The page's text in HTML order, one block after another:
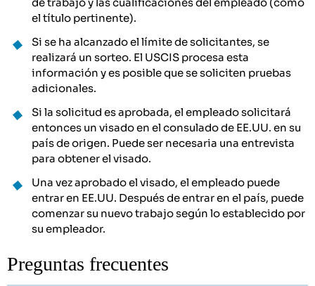
el título pertinente).
Si se ha alcanzado el límite de solicitantes, se
realizará un sorteo. El USCIS procesa esta
información y es posible que se soliciten pruebas
adicionales.
Si la solicitud es aprobada, el empleado solicitará
entonces un visado en el consulado de EE.UU. en su
país de origen. Puede ser necesaria una entrevista
para obtener el visado.
Una vez aprobado el visado, el empleado puede
entrar en EE.UU. Después de entrar en el país, puede
comenzar su nuevo trabajo según lo establecido por
su empleador.
Preguntas frecuentes